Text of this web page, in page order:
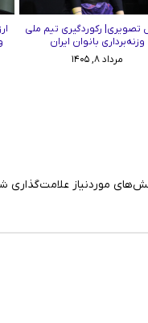
تصویری| رکوردگیری تیم ملی
وزنه‌برداری بانوان ایران
مرداد ۸, ۱۴۰۵
موردنیاز علامت‌گذاری